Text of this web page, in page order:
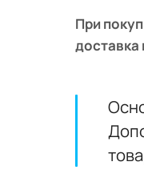
При
доставка